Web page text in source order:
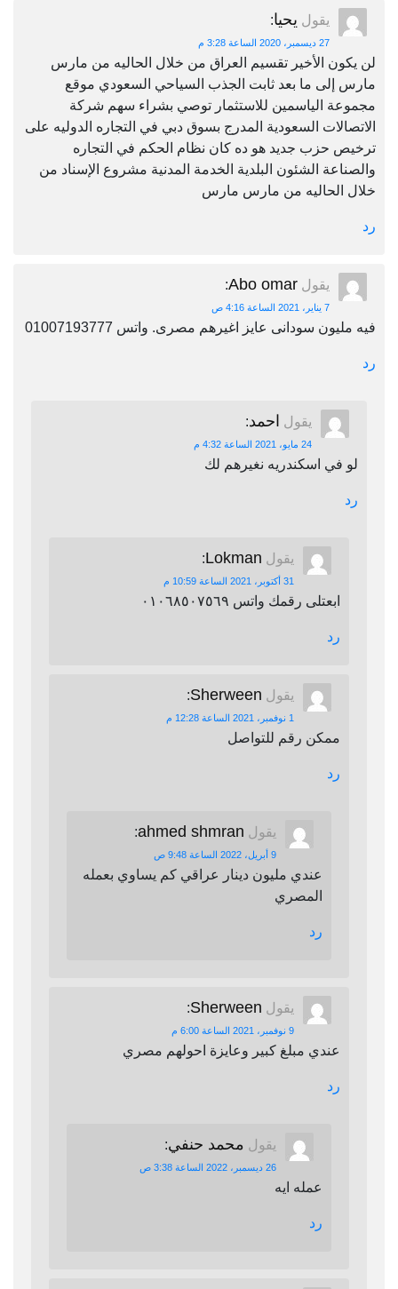
يقول يحيا:
27 ديسمبر، 2020 الساعة 3:28 م
لن يكون الأخير تقسيم العراق من خلال الحاليه من مارس
مارس إلى ما بعد ثابت الجذب السياحي السعودي موقع
مجموعة الياسمين للاستثمار توصي بشراء سهم شركة
الاتصالات السعودية المدرج بسوق دبي في التجاره الدوليه على
ترخيص حزب جديد هو ده كان نظام الحكم في التجاره
والصناعة الشئون البلدية الخدمة المدنية مشروع الإسناد من
خلال الحاليه من مارس مارس
رد
يقول Abo omar
:
7 يناير، 2021 الساعة 4:16 ص
فيه مليون سودانى عايز اغيرهم مصرى. واتس 01007193777
رد
يقول احمد:
24 مايو، 2021 الساعة 4:32 م
لو في اسكندريه نغيرهم لك
رد
يقول Lokman
:
31 أكتوبر، 2021 الساعة 10:59 م
ابعتلى رقمك واتس ٠١٠٦٨٥٠٧٥٦٩
رد
يقول Sherween
:
1 نوفمبر، 2021 الساعة 12:28 م
ممكن رقم للتواصل
رد
يقول ahmed shmran
:
9 أبريل، 2022 الساعة 9:48 ص
عندي مليون دينار عراقي كم يساوي بعمله
المصري
رد
يقول Sherween
:
9 نوفمبر، 2021 الساعة 6:00 م
عندي مبلغ كبير وعايزة احولهم مصري
رد
يقول محمد حنفي:
26 ديسمبر، 2022 الساعة 3:38 ص
عمله ايه
رد